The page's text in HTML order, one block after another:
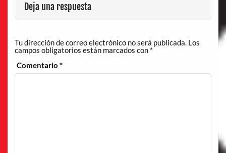
Deja una respuesta
Tu dirección de correo electrónico no será publicada. Los
campos obligatorios están marcados con *
Comentario*